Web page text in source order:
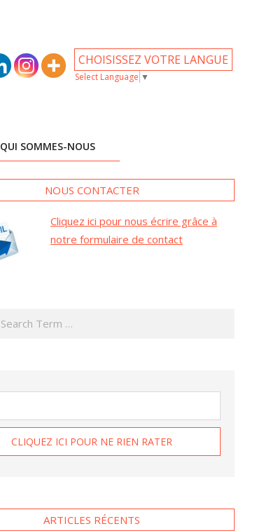
CHOISISSEZ VOTRE LANGUE
Select Language ▼
QUI SOMMES-NOUS
NOUS CONTACTER
Cliquez ici pour nous écrire grâce à
notre formulaire de contact
ARTICLES RÉCENTS